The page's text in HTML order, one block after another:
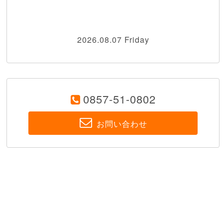
2026.08.07 Friday
0857-51-0802
お問い合わせ